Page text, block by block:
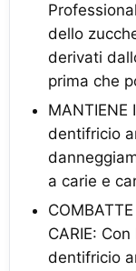
dello
derivati
prima che
MANTIENE
dentifricio
a carie e
CARIE:
dentifricio